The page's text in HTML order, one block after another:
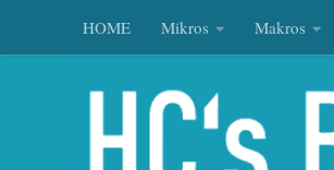
Zum Inhalt springen
HOME Mikros Makros